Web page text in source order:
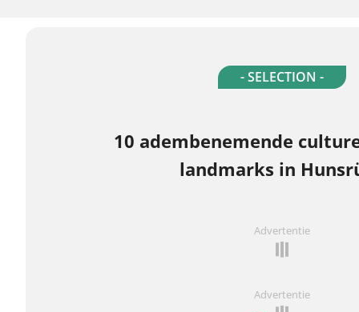
- SELECTION -
10 adembenemende
landmarks in
Advertentie
Advertentie